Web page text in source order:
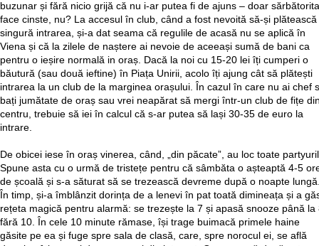
buzunar și fără nicio grijă că nu i-ar putea fi de ajuns – doar sărbătorita
face cinste, nu? La accesul în club, când a fost nevoită să-și plătească
singură intrarea, și-a dat seama că regulile de acasă nu se aplică în
Viena și că la zilele de naștere ai nevoie de aceeași sumă de bani ca
pentru o ieșire normală in oraș. Dacă la noi cu 15-20 lei îți cumperi o
băutură (sau două ieftine) în Piața Unirii, acolo îți ajung cât să plătești
intrarea la un club de la marginea orașului. În cazul în care nu ai chef
bați jumătate de oraș sau vrei neapărat să mergi într-un club de fițe
centru, trebuie să iei în calcul că s-ar putea să lași 30-35 de euro la
intrare.
De obicei iese în oraș vinerea, când, „din păcate”, au loc toate
Spune asta cu o urmă de tristețe pentru că sâmbăta o așteaptă 4-5
de școală și s-a săturat să se trezească devreme după o noapte
În timp, și-a îmblânzit dorința de a lenevi în pat toată dimineața și a
rețeta magică pentru alarmă: se trezește la 7 și apasă snooze până la
fără 10. În cele 10 minute rămase, își trage buimacă primele haine
găsite pe ea și fuge spre sala de clasă, care, spre norocul ei, se află